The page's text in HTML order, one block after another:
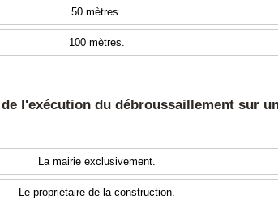
50 mètres.
100 mètres.
l'exécution du débroussaillement sur
La mairie exclusivement.
Le propriétaire de la construction.